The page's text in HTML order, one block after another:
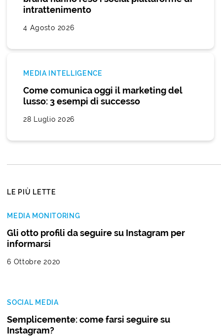
intrattenimento
4 Agosto 2026
MEDIA INTELLIGENCE
Come comunica oggi il marketing del
lusso: 3 esempi di successo
28 Luglio 2026
LE PIÙ LETTE
MEDIA MONITORING
Gli otto profili da seguire su Instagram per
informarsi
6 Ottobre 2020
SOCIAL MEDIA
Semplicemente: come farsi seguire su
Instagram?